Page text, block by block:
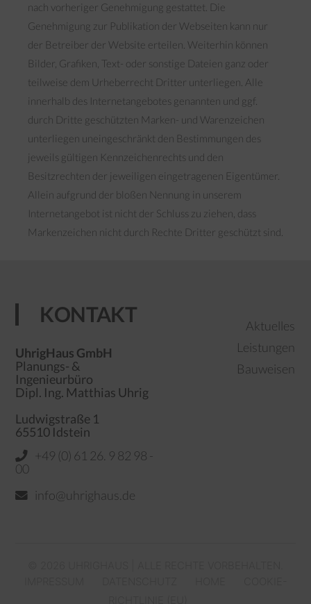
nach vorheriger Genehmigung gestattet. Die
Genehmigung zur Publikation der Webseiten kann nur
der Betreiber der Website erteilen. Weiterhin können
Bilder, Grafiken, Text- oder sonstige Dateien ganz oder
teilweise dem Urheberrecht Dritter unterliegen. Alle
innerhalb des Internetangebotes genannten und ggf.
durch Dritte geschützten Marken- und Warenzeichen
unterliegen uneingeschränkt den Bestimmungen des
jeweils gültigen Kennzeichenrechts und den
Besitzrechten der jeweiligen eingetragenen Eigentümer.
Allein aufgrund der bloßen Nennung in unserem
Internetangebot ist nicht der Schluss zu ziehen, dass
Markenzeichen nicht durch Rechte Dritter geschützt sind.
KONTAKT
UhrigHaus GmbH
Planungs- &
Ingenieurbüro
Dipl. Ing. Matthias Uhrig
Ludwigstraße 1
65510 Idstein
+49 (0) 61 26. 9 82 98 -
00
info@uhrighaus.de
Aktuelles
Leistungen
Bauweisen